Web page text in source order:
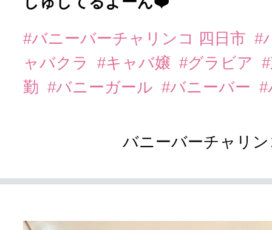
#バニーバーチャリンコ 四日市 #
ャバクラ
#キャバ嬢 #グラビア
勤 #バニーガール #バニーバー #
バニーバーチャリ